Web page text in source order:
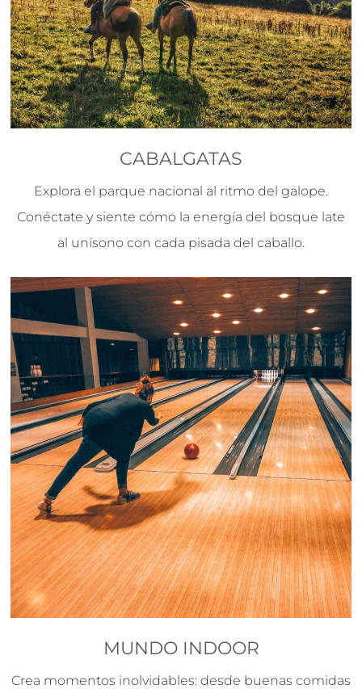
CABALGATAS
Explora el parque nacional al ritmo del galope.
Conéctate y siente cómo la energía del bosque late
al unísono con cada pisada del caballo.
MUNDO INDOOR
Crea momentos inolvidables: desde buenas comidas